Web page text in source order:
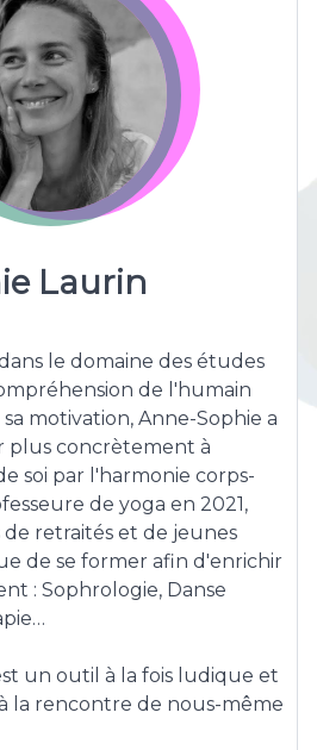
Laurin
dans le domaine des études
de l'humain
motivation, Anne-Sophie a
plus concrètement à
soi par l'harmonie corps-
de yoga en 2021,
retraités et de jeunes
de se former afin d'enrichir
: Sophrologie, Danse
un outil à la fois ludique et
la rencontre de nous-même